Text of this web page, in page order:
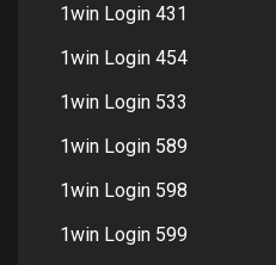
1win Login 431
1win Login 454
1win Login 533
1win Login 589
1win Login 598
1win Login 599